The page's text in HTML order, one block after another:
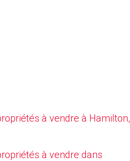
à vendre à Hamilton,
à vendre dans